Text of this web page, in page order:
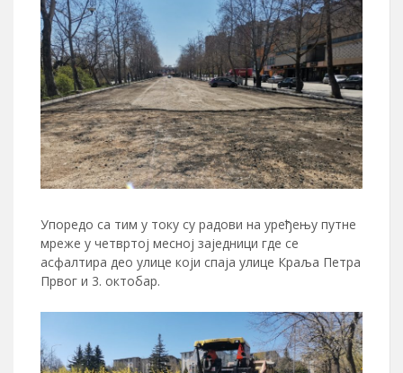
Упоредо са тим у току су радови на уређењу путне
мреже у четвртој месној заједници где се
асфалтира део улице који спаја улице Краља Петра
Првог и 3. октобар.